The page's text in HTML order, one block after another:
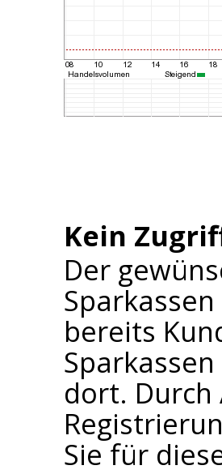
Kein
Der
bereits
dort.
Sie für